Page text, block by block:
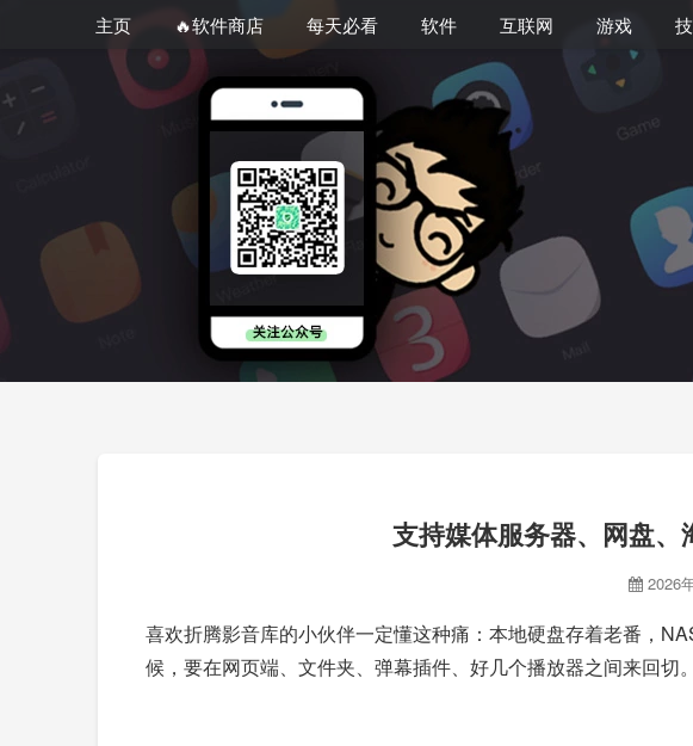
主页 🔥软件商店 每天必看 软件 互联网 游戏
支持媒体服务器、网盘
2026
喜欢折腾影音库的小伙伴一定懂这种痛：本地硬盘存着老番，
候，要在网页端、文件夹、弹幕插件、好几个播放器之间来回切。